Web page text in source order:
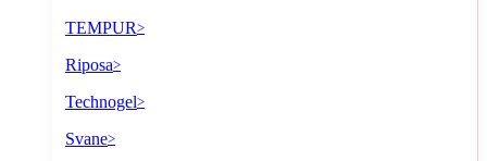
TEMPUR>
Riposa>
Technogel>
Svane>